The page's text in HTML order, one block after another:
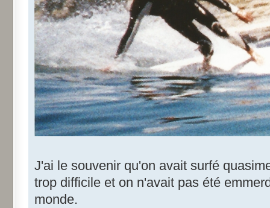
J'ai le souvenir qu'on avait surfé
trop difficile et on n'avait pas été
monde.